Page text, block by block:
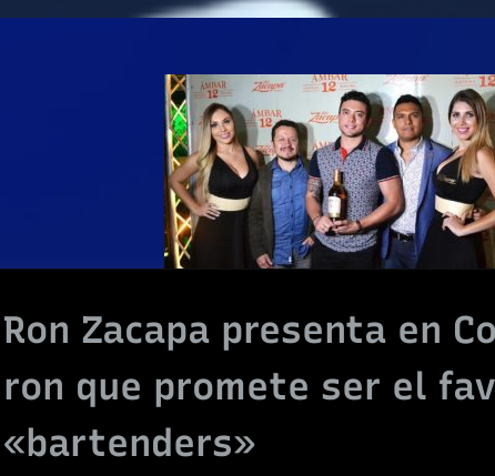
Ron Zacapa presenta en
ron que promete ser el
«bartenders»